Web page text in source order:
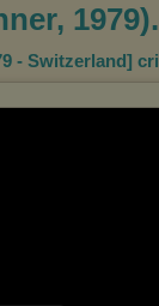
- Switzerland]